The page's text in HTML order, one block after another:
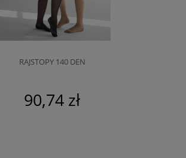
RAJSTOPY 140 DEN
90,74 zł